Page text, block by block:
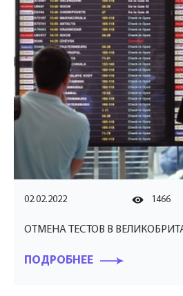
02.02.2022 1466
ОТМЕНА ТЕСТОВ В
ПОДРОБНЕЕ